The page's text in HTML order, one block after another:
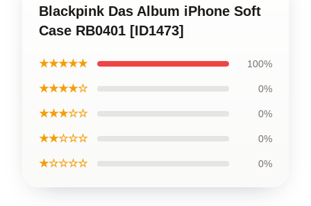
Blackpink Das Album iPhone Soft
Case RB0401 [ID1473]
★★★★★ 100%
★★★★☆ 0%
★★★☆☆ 0%
★★☆☆☆ 0%
★☆☆☆☆ 0%